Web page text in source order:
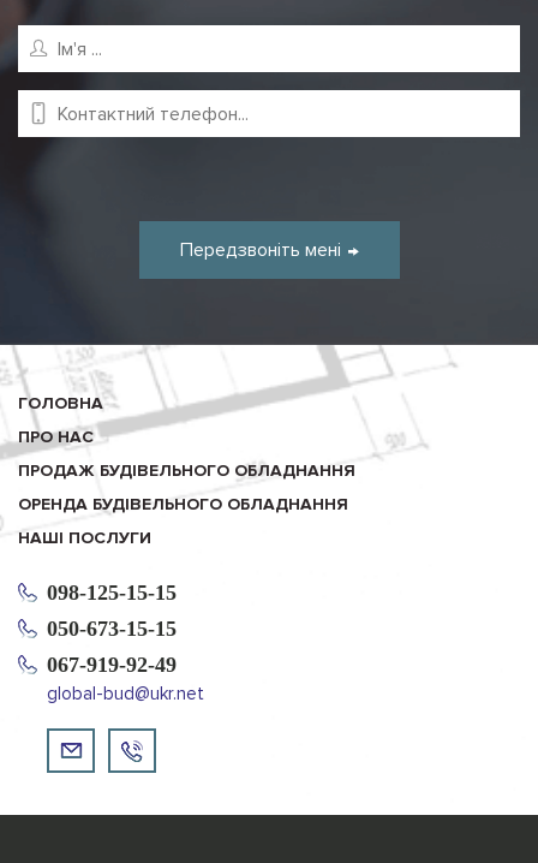
Передзвоніть мені
ГОЛОВНА
ПРО НАС
ПРОДАЖ БУДІВЕЛЬНОГО ОБЛАДНАННЯ
ОРЕНДА БУДІВЕЛЬНОГО ОБЛАДНАННЯ
НАШІ ПОСЛУГИ
098-125-15-15
050-673-15-15
067-919-92-49
global-bud@ukr.net